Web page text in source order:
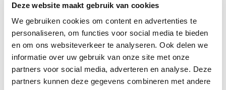
Deze website maakt gebruik van cookies
We gebruiken cookies om content en advertenties te
personaliseren, om functies voor social media te bieden
en om ons websiteverkeer te analyseren. Ook delen we
informatie over uw gebruik van onze site met onze
partners voor social media, adverteren en analyse. Deze
partners kunnen deze gegevens combineren met andere
Wat er nog meer in zit
6 essentiële bouwstenen voor betrouwbare
inspectie- en herstelprocessen.